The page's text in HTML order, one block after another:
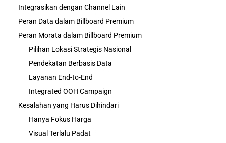
Integrasikan dengan Channel Lain
Peran Data dalam Billboard Premium
Peran Morata dalam Billboard Premium
Pilihan Lokasi Strategis Nasional
Pendekatan Berbasis Data
Layanan End-to-End
Integrated OOH Campaign
Kesalahan yang Harus Dihindari
Hanya Fokus Harga
Visual Terlalu Padat